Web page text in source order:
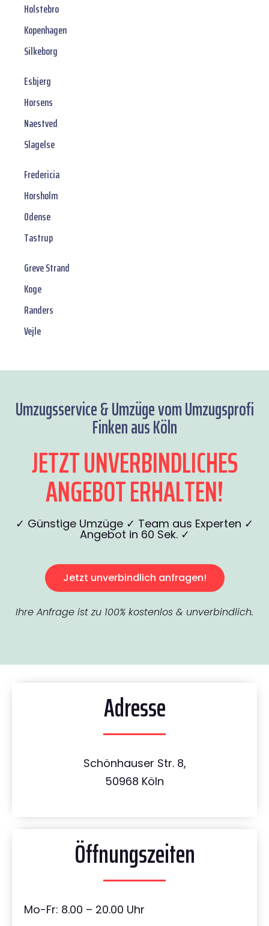
Holstebro
Kopenhagen
Silkeborg
Esbjerg
Horsens
Naestved
Slagelse
Fredericia
Horsholm
Odense
Tastrup
Greve Strand
Koge
Randers
Vejle
Umzugsservice & Umzüge vom Umzugsprofi
Finken aus Köln
JETZT UNVERBINDLICHES
ANGEBOT ERHALTEN!
✓ Günstige Umzüge ✓ Team aus Experten ✓
Angebot in 60 Sek. ✓
Jetzt unverbindlich anfragen!
Ihre Anfrage ist zu 100% kostenlos & unverbindlich.
Adresse
Schönhauser Str. 8,
50968 Köln
Öffnungszeiten
Mo-Fr: 8.00 – 20.00 Uhr